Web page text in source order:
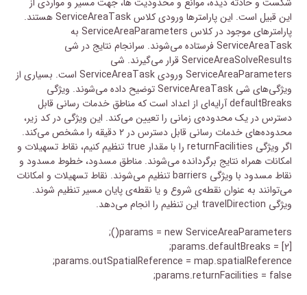
این قبیل است. این پارامترها ورودی کلاس ServiceAreaTask هستند.
پارامترهای موجود در کلاس ServiceAreaParameters به
ServiceAreaTask فرستاده می‌شوند. سرانجام نتایج در شی
ServiceAreaSolveResults قرار می‌گیرند. شی
ServiceAreaParameters ورودی ServiceAreaTask است. بسیاری از
ویژگی‌های شی ServiceAreaTask توضیح داده می‌شوند. ویژگی
defaultBreaks آرایه‌ای از اعداد است که مناطق خدمات رسانی قابل
دسترس در یک محدوده‌ی زمانی را تعیین می‌کند. این ویژگی در کد زیر،
محدوده‌های خدمات رسانی قابل دسترس در ۲ دقیقه را مشخص می‌کند.
اگر ویژگی returnFacilities را با مقدار true تنظیم کنیم، نقاط تسهیلات و
امکانات همراه نتایج برگردانده می‌شوند. مناطق مسدود، خطوط مسدود و
نقاط مسدود با ویژگی barriers تنظیم می‌شوند. نقاط تسهیلات و امکانات
می‌توانند به عنوان نقطه‌ی شروع و یا نقطه‌ی پایان مسیر تنظیم شوند.
ویژگی travelDirection این تنظیم را انجام می‌دهد.
params = new ServiceAreaParameters();
params.defaultBreaks = [۲];
params.outSpatialReference = map.spatialReference;
params.returnFacilities = false;